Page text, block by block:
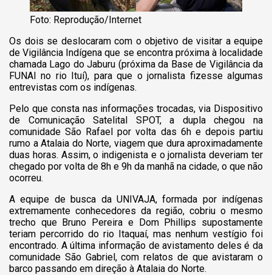
Foto: Reprodução/Internet
Os dois se deslocaram com o objetivo de visitar a equipe
de Vigilância Indígena que se encontra próxima à localidade
chamada Lago do Jaburu (próxima da Base de Vigilância da
FUNAI no rio Ituí), para que o jornalista fizesse algumas
entrevistas com os indígenas.
Pelo que consta nas informações trocadas, via Dispositivo
de Comunicação Satelital SPOT, a dupla chegou na
comunidade São Rafael por volta das 6h e depois partiu
rumo a Atalaia do Norte, viagem que dura aproximadamente
duas horas. Assim, o indigenista e o jornalista deveriam ter
chegado por volta de 8h e 9h da manhã na cidade, o que não
ocorreu.
A equipe de busca da UNIVAJA, formada por indígenas
extremamente conhecedores da região, cobriu o mesmo
trecho que Bruno Pereira e Dom Phillips supostamente
teriam percorrido do rio Itaquaí, mas nenhum vestígio foi
encontrado. A última informação de avistamento deles é da
comunidade São Gabriel, com relatos de que avistaram o
barco passando em direção à Atalaia do Norte.